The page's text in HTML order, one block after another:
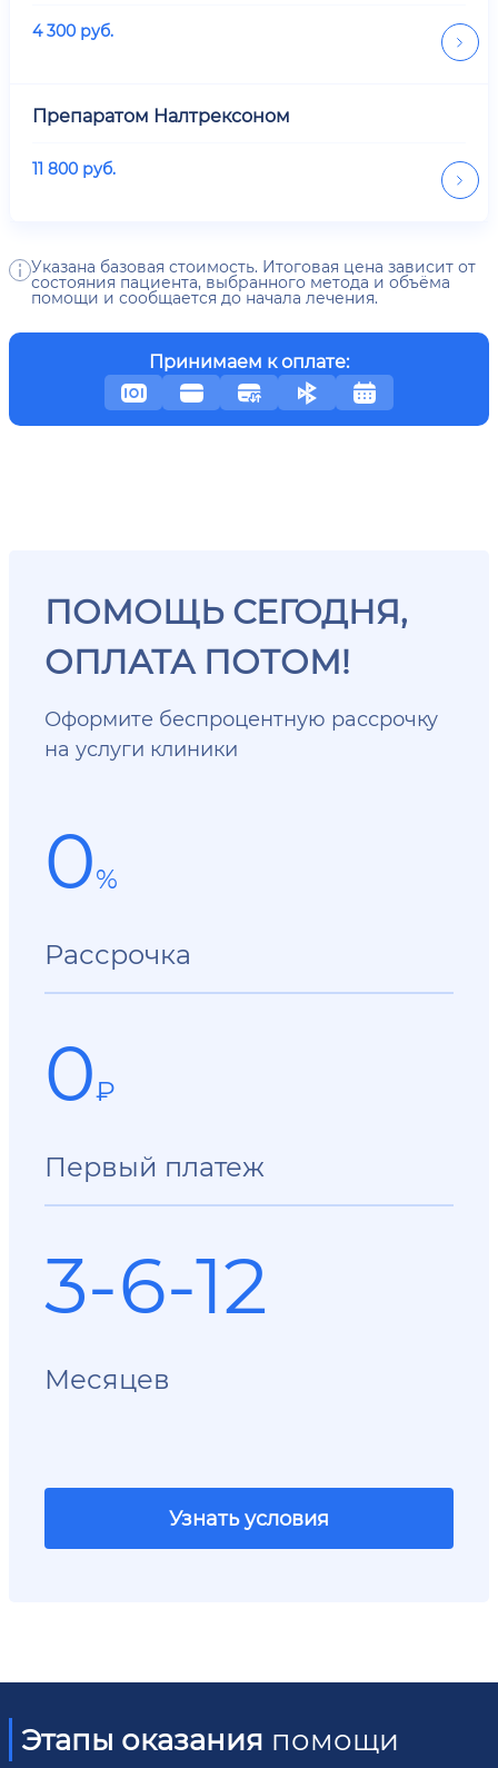
4 300 руб.
Препаратом Налтрексоном
11 800 руб.
Указана базовая стоимость. Итоговая цена зависит от
состояния пациента, выбранного метода и объёма
помощи и сообщается до начала лечения.
Принимаем к оплате:
ПОМОЩЬ СЕГОДНЯ,
ОПЛАТА ПОТОМ!
Оформите беспроцентную рассрочку
на услуги клиники
0%
Рассрочка
0₽
Первый платеж
3-6-12
Месяцев
Узнать условия
Этапы оказания помощи